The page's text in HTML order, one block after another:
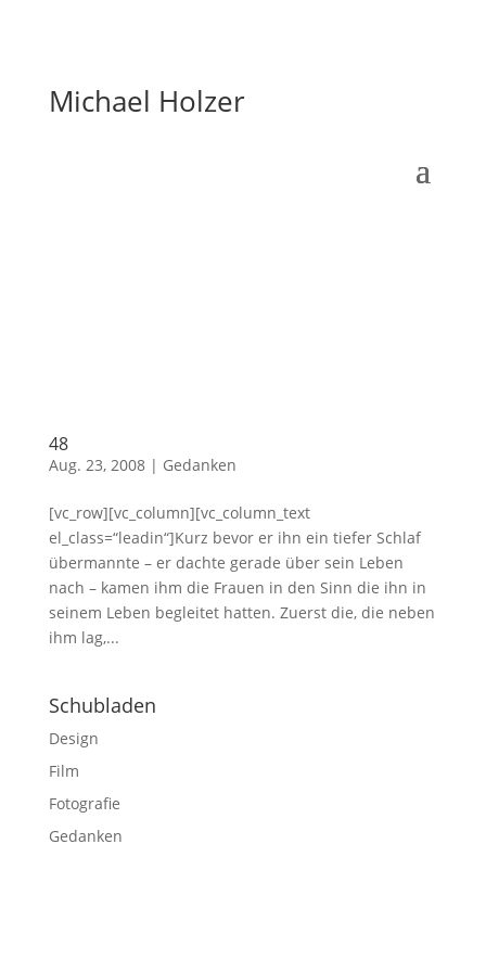
Michael Holzer
48
Aug. 23, 2008| Gedanken
[vc_row][vc_column][vc_column_text
el_class=“leadin“]Kurz bevor er ihn ein tiefer Schlaf
übermannte – er dachte gerade über sein Leben
nach – kamen ihm die Frauen in den Sinn die ihn in
seinem Leben begleitet hatten. Zuerst die, die neben
ihm lag,...
Schubladen
Design
Film
Fotografie
Gedanken